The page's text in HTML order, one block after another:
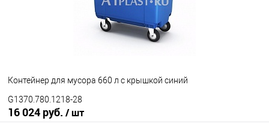
Контейнер для мусора 660 л с крышкой синий
G1370.780.1218-28
16 024 руб. / шт